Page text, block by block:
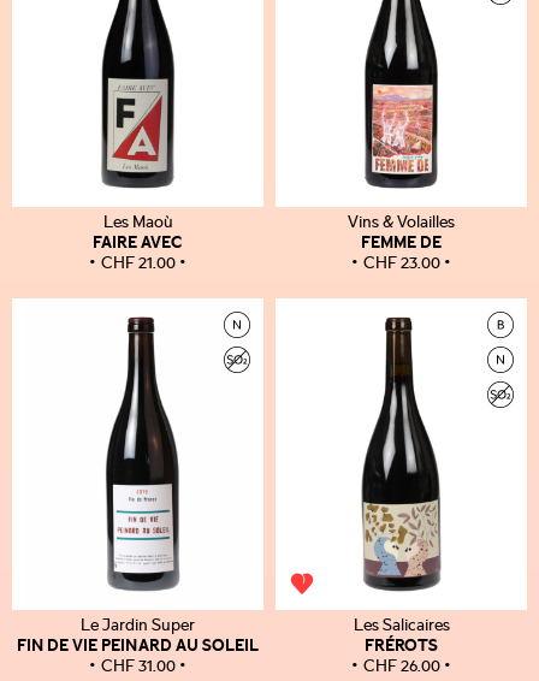
Les Maoù
FAIRE AVEC
CHF21.00
Vins & Volailles
FEMME DE
CHF23.00
Le Jardin Super
FIN DE VIE PEINARD AU SOLEIL
CHF31.00
Les Salicaires
FRÉROTS
CHF26.00